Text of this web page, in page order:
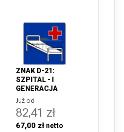
ZNAK D-21:
SZPITAL - I
GENERACJA
Już od
82,41 zł
67,00 zł